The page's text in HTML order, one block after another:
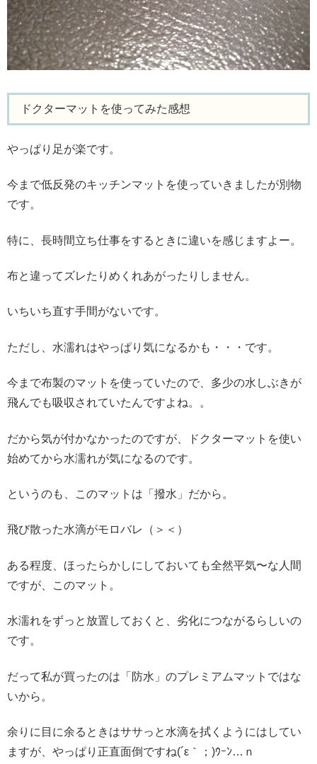
ドクターマットを使ってみた感想
やっぱり足が楽です。
今まで低反発のキッチンマットを使っていきましたが別物
です。
特に、長時間立ち仕事をするときに違いを感じますよー。
布と違ってズレたりめくれあがったりしません。
いちいち直す手間がないです。
ただし、水濡れはやっぱり気になるかも・・・です。
今まで布製のマットを使っていたので、多少の水しぶきが
飛んでも吸収されていたんですよね。。
だから気が付かなかったのですが、ドクターマットを使い
始めてから水濡れが気になるのです。
というのも、このマットは「撥水」だから。
飛び散った水滴がモロバレ（＞＜）
ある程度、ほったらかしにしておいても全然平気〜な人間
ですが、このマット。
水濡れをずっと放置しておくと、劣化につながるらしいの
です。
だって私が買ったのは「防水」のプレミアムマットではな
いから。
余りに目に余るときはササっと水滴を拭くようにはしてい
ますが、やっぱり正直面倒ですね(´ε｀；)ｳｰﾝ…ｎ